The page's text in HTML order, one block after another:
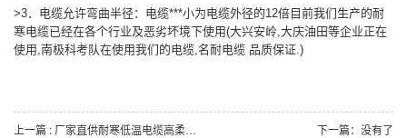
>3．电缆允许弯曲半径：电缆***小为电缆外径的12倍目前我们生产的耐
寒电缆已经在各个行业及恶劣坏境下使用(大兴安岭,大庆油田等企业正在
使用 ,南极科考队在使用我们的电缆,名耐电缆 品质保证.)
上一篇 : 厂家直供耐寒低温电缆高柔耐磨防油4 5 6 7 8芯 下一篇：没有了